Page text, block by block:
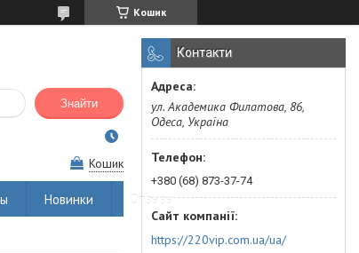
Кошик
Знайти
Кошик
Новинки Отзывы
Контакти
ул. Академика Филатова, 86,
Одеса, Україна
+380 (68) 873-37-74
https://220vip.com.ua/ua/